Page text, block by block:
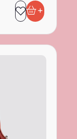
+
In